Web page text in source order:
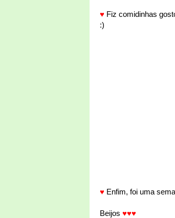
♥ Fiz comidinhas
:)
♥ Enfim, foi uma
Beijos ♥♥♥